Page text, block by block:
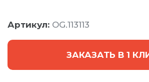
Артикул: OG.113113
ЗАКАЗАТЬ В 1